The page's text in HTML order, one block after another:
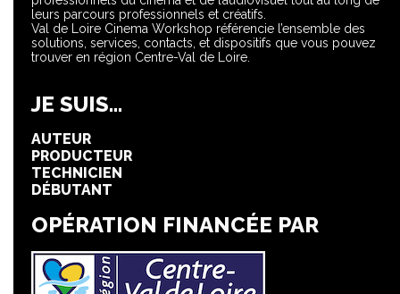
leurs parcours professionnels et créatifs.
Val de Loire Cinema Workshop référencie l’ensemble des
solutions, services, contacts, et dispositifs que vous pouvez
trouver en région Centre-Val de Loire.
JE SUIS...
AUTEUR
PRODUCTEUR
TECHNICIEN
DÉBUTANT
OPÉRATION FINANCÉE PAR